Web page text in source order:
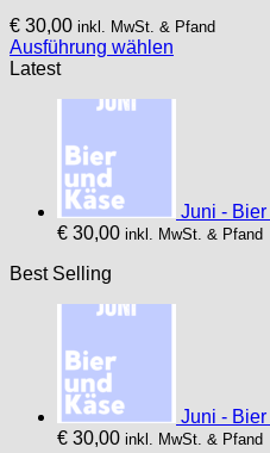
€ 30,00 inkl. MwSt. & Pfand
Ausführung wählen
Dieses
Varianten
Optionen
können
der
Produktseite
werden
Latest
Juni -
€ 30,00 inkl. MwSt. & Pfand
Best Selling
Juni -
€ 30,00 inkl. MwSt. & Pfand